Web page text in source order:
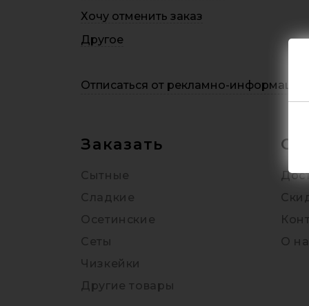
Хочу отменить заказ
Другое
Отписаться от рекламно-
Заказать
Сытные
Сладкие
Осетинские
Сеты
Чизкейки
Другие товары
О
О